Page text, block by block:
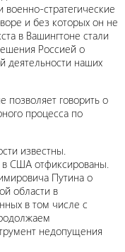
стратегические
и без которых он не
в Вашингтоне стали
Россией о
деятельности наших
говорить о
процесса по
известны.
в США отфиксированы.
Путина о
области в
в том числе с
недопущения